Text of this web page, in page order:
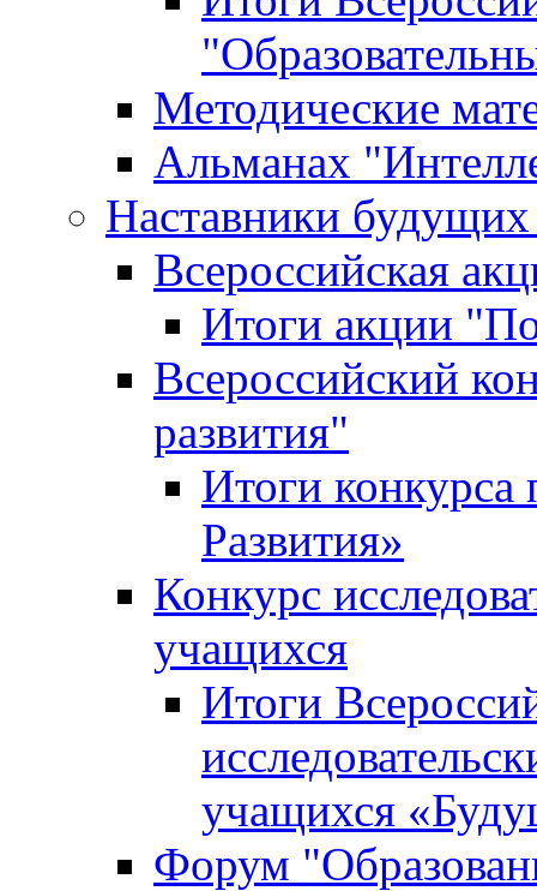
Методические
Альманах
Наставники
Всероссийская
Итоги акции
Всероссийский
развития"
Итоги конкурса
Развития»
Конкурс
учащихся
Итоги
учащихся
Форум